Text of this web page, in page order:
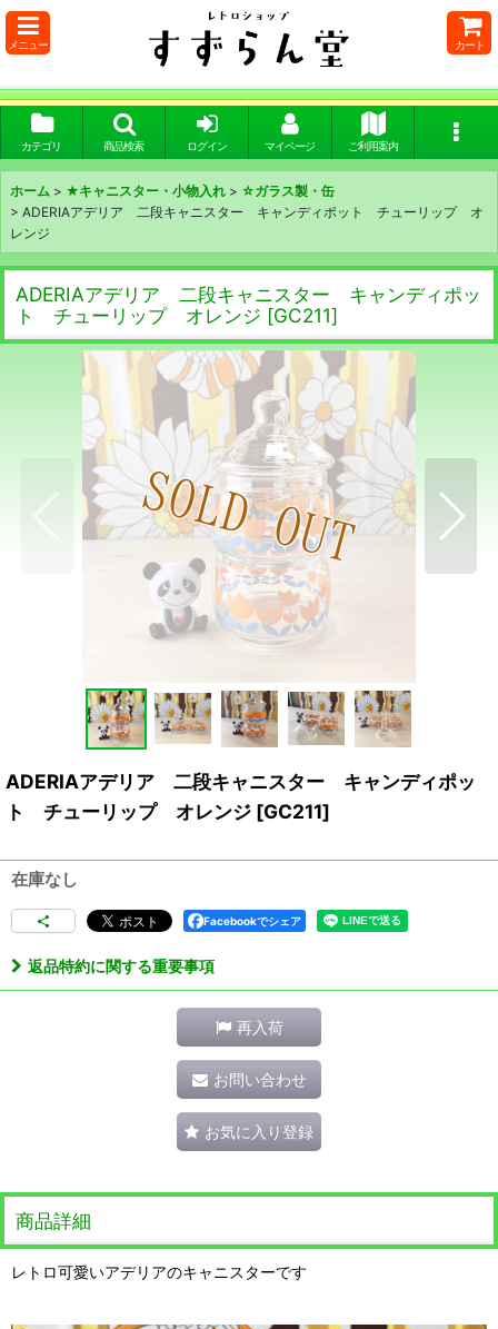
メニュー カート
カテゴリ 商品検索 ログイン マイページ ご利用案内
ホーム > ★キャニスター・小物入れ > ☆ガラス製・缶
> ADERIAアデリア 二段キャニスター キャンディポット チューリップ オ
レンジ
ADERIAアデリア 二段キャニスター キャンディポッ
ト チューリップ オレンジ [GC211]
ADERIAアデリア 二段キャニスター キャンディポッ
ト チューリップ オレンジ [GC211]
在庫なし
Facebookでシェア
返品特約に関する重要事項
再入荷
お問い合わせ
お気に入り登録
商品詳細
レトロ可愛いアデリアのキャニスターです